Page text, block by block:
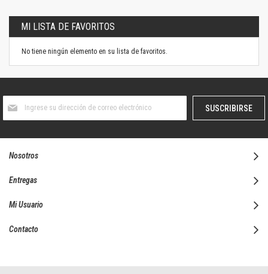
MI LISTA DE FAVORITOS
No tiene ningún elemento en su lista de favoritos.
boletín
SUSCRIBIRSE
Nosotros
Entregas
Mi Usuario
Contacto